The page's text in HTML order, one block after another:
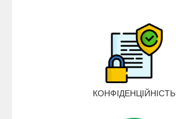
КОНФІДЕНЦІЙНІСТЬ